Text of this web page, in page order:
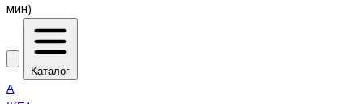
мин)
Каталог
A